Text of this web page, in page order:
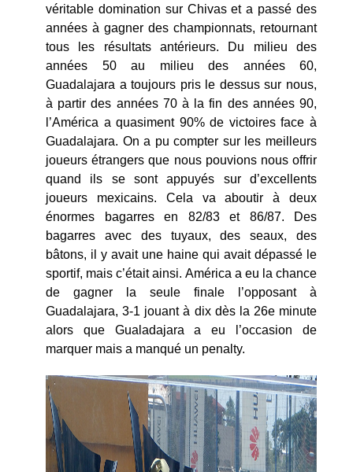
véritable domination sur Chivas et a passé des
années à gagner des championnats, retournant
tous les résultats antérieurs. Du milieu des
années 50 au milieu des années 60,
Guadalajara a toujours pris le dessus sur nous,
à partir des années 70 à la fin des années 90,
l’América a quasiment 90% de victoires face à
Guadalajara. On a pu compter sur les meilleurs
joueurs étrangers que nous pouvions nous offrir
quand ils se sont appuyés sur d’excellents
joueurs mexicains. Cela va aboutir à deux
énormes bagarres en 82/83 et 86/87. Des
bagarres avec des tuyaux, des seaux, des
bâtons, il y avait une haine qui avait dépassé le
sportif, mais c’était ainsi. América a eu la chance
de gagner la seule finale l’opposant à
Guadalajara, 3-1 jouant à dix dès la 26e minute
alors que Gualadajara a eu l’occasion de
marquer mais a manqué un penalty.